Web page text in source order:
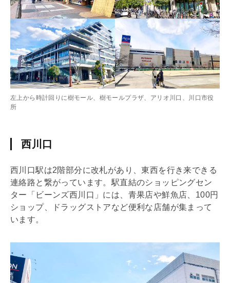
左上から時計回りに樹モール、樹モールプラザ、アリオ川口、川口市役
所
西川口
西川口駅は2階部分に改札があり、東西を行き来できる
連絡路と繋がっています。駅直結のショッピングセン
ター「ビーンズ西川口」には、青果店や鮮魚店、100円
ショップ、ドラッグストアなど便利な店舗が集まって
います。